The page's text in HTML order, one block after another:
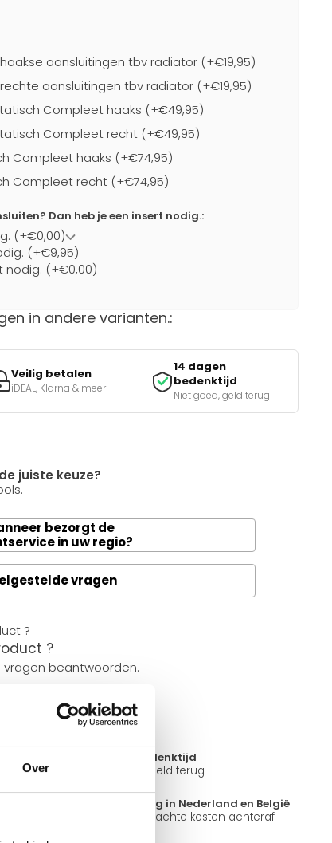
Over
aansluitingen tbv radiator (+€19,95)
aansluitingen tbv radiator (+€19,95)
Compleet haaks (+€49,95)
Compleet recht (+€49,95)
Compleet haaks (+€74,95)
Compleet recht (+€74,95)
Dan heb je een insert nodig.:
(+€0,00)
(+€9,95)
nodig. (+€0,00)
in andere varianten.:
Veilig betalen
iDEAL, Klarna & meer
14 dagen
bedenktijd
Niet goed, geld terug
juiste keuze?
bezorgt de
in uw regio?
vragen
?
vragen beantwoorden.
14 dagen bedenktijd
Niet goed = Geld terug
Snelle levering in Nederland en België
Geen onverwachte kosten achteraf